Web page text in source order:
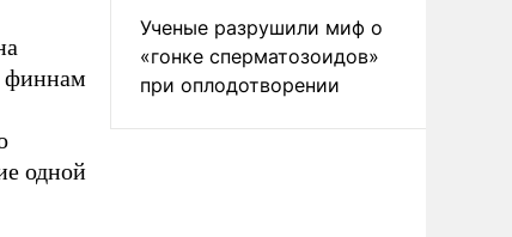
финнам
одной
Ученые разрушили миф о
«гонке сперматозоидов»
при оплодотворении